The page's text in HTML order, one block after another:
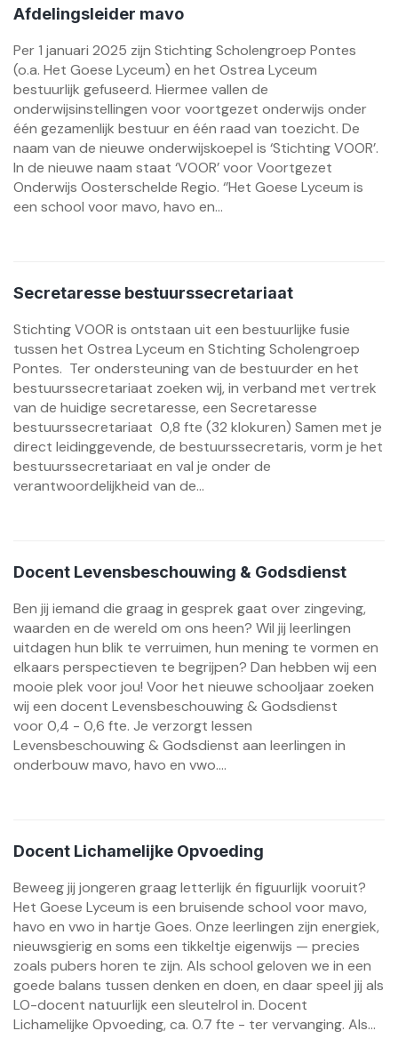
Afdelingsleider mavo
Per 1 januari 2025 zijn Stichting Scholengroep Pontes
(o.a. Het Goese Lyceum) en het Ostrea Lyceum
bestuurlijk gefuseerd. Hiermee vallen de
onderwijsinstellingen voor voortgezet onderwijs onder
één gezamenlijk bestuur en één raad van toezicht. De
naam van de nieuwe onderwijskoepel is ‘Stichting VOOR’.
In de nieuwe naam staat ‘VOOR’ voor Voortgezet
Onderwijs Oosterschelde Regio. ‘’Het Goese Lyceum is
een school voor mavo, havo en...
Secretaresse bestuurssecretariaat
Stichting VOOR is ontstaan uit een bestuurlijke fusie
tussen het Ostrea Lyceum en Stichting Scholengroep
Pontes. Ter ondersteuning van de bestuurder en het
bestuurssecretariaat zoeken wij, in verband met vertrek
van de huidige secretaresse, een Secretaresse
bestuurssecretariaat 0,8 fte (32 klokuren) Samen met je
direct leidinggevende, de bestuurssecretaris, vorm je het
bestuurssecretariaat en val je onder de
verantwoordelijkheid van de...
Docent Levensbeschouwing & Godsdienst
Ben jij iemand die graag in gesprek gaat over zingeving,
waarden en de wereld om ons heen? Wil jij leerlingen
uitdagen hun blik te verruimen, hun mening te vormen en
elkaars perspectieven te begrijpen? Dan hebben wij een
mooie plek voor jou! Voor het nieuwe schooljaar zoeken
wij een docent Levensbeschouwing & Godsdienst
voor 0,4 - 0,6 fte. Je verzorgt lessen
Levensbeschouwing & Godsdienst aan leerlingen in
onderbouw mavo, havo en vwo....
Docent Lichamelijke Opvoeding
Beweeg jij jongeren graag letterlijk én figuurlijk vooruit?
Het Goese Lyceum is een bruisende school voor mavo,
havo en vwo in hartje Goes. Onze leerlingen zijn energiek,
nieuwsgierig en soms een tikkeltje eigenwijs — precies
zoals pubers horen te zijn. Als school geloven we in een
goede balans tussen denken en doen, en daar speel jij als
LO-docent natuurlijk een sleutelrol in. Docent
Lichamelijke Opvoeding, ca. 0.7 fte - ter vervanging. Als...